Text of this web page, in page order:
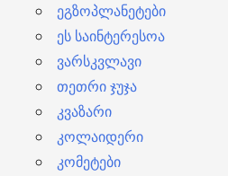
ეგზოპლანეტები
ეს საინტერესოა
ვარსკვლავი
თეთრი ჯუჯა
კვაზარი
კოლაიდერი
კომეტები